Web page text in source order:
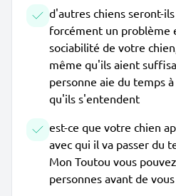
d'autres chiens seront-
forcément un problème
sociabilité de votre
même qu'ils aient
personne aie du temps
qu'ils s'entendent
est-ce que votre chien
avec qui il va passer du
Mon Toutou vous
personnes avant de